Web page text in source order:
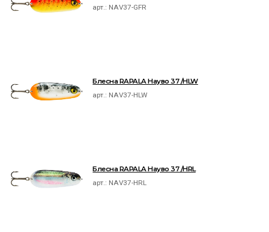
арт.: NAV37-GFR
Блесна RAPALA Науво 37 /HLW
арт.: NAV37-HLW
Блесна RAPALA Науво 37 /HRL
арт.: NAV37-HRL